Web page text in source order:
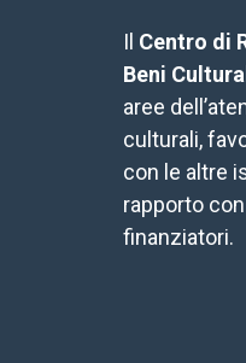
Il Centro di
Beni
aree
culturali,
con le altre
rapporto
finanziatori.